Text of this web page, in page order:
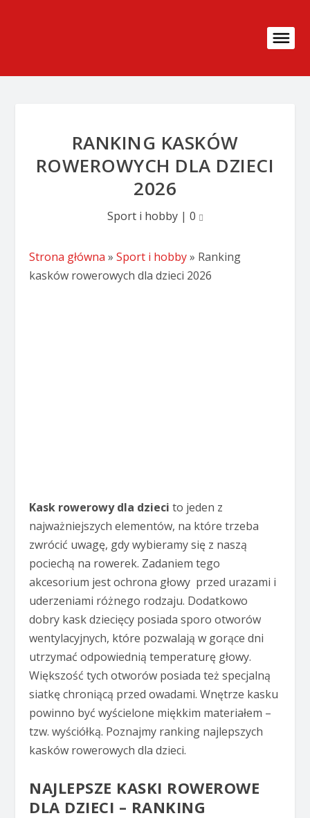
RANKING KASKÓW
ROWEROWYCH DLA DZIECI
2026
Sport i hobby| 0
Strona główna »Sport i hobby» Ranking
kasków rowerowych dla dzieci 2026
Kask rowerowy dla dziecito jeden z
najważniejszych elementów, na które trzeba
zwrócić uwagę, gdy wybieramy się z naszą
pociechą na rowerek. Zadaniem tego
akcesorium jest ochrona głowy przed urazami i
uderzeniami różnego rodzaju. Dodatkowo
dobry kask dziecięcy posiada sporo otworów
wentylacyjnych, które pozwalają w gorące dni
utrzymać odpowiednią temperaturę głowy.
Większość tych otworów posiada też specjalną
siatkę chroniącą przed owadami. Wnętrze kasku
powinno być wyścielone miękkim materiałem –
tzw. wyściółką. Poznajmy ranking najlepszych
kasków rowerowych dla dzieci.
NAJLEPSZE KASKI ROWEROWE
DLA DZIECI – RANKING